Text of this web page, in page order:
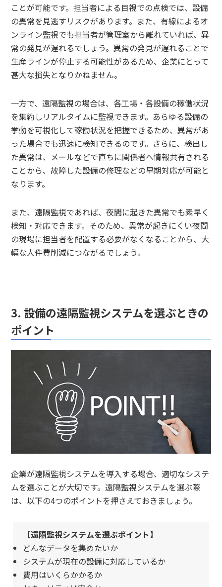
ことが可能です。担当者による目視での点検では、設備
の異常を見逃すリスクがあります。また、有線によるオ
ンライン監視でも担当者が管理室から離れていれば、異
常の発見が遅れるでしょう。異常の発見が遅れることで
生産ラインが停止する可能性があるため、企業にとって
甚大な損失となりかねません。
一方で、遠隔監視の場合は、各工場・各設備の稼働状況
を集約しリアルタイムに監視できます。あらゆる設備の
挙動を可視化して稼働状況を把握できるため、異常があ
った場合でも迅速に検知できるのです。さらに、検出し
た異常は、メールなどで直ちに関係者へ情報共有される
ことから、故障した設備の修理などの早期対応が可能と
なります。
また、遠隔監視であれば、夜間に起きた異常でも素早く
検知・対応できます。そのため、異常が起きにくい夜間
の現場に担当者を配置する必要がなくなることから、大
幅な人件費削減につながるでしょう。
3. 設備の遠隔監視システムを選ぶときの
ポイント
企業が遠隔監視システムを導入する場合、適切なシステ
ムを選ぶことが大切です。遠隔監視システムを選ぶ際
は、以下の4つのポイントを押さえておきましょう。
【遠隔監視システムを選ぶポイント】
どんなデータを集めたいか
システムが現在の設備に対応しているか
費用はいくらかかるか